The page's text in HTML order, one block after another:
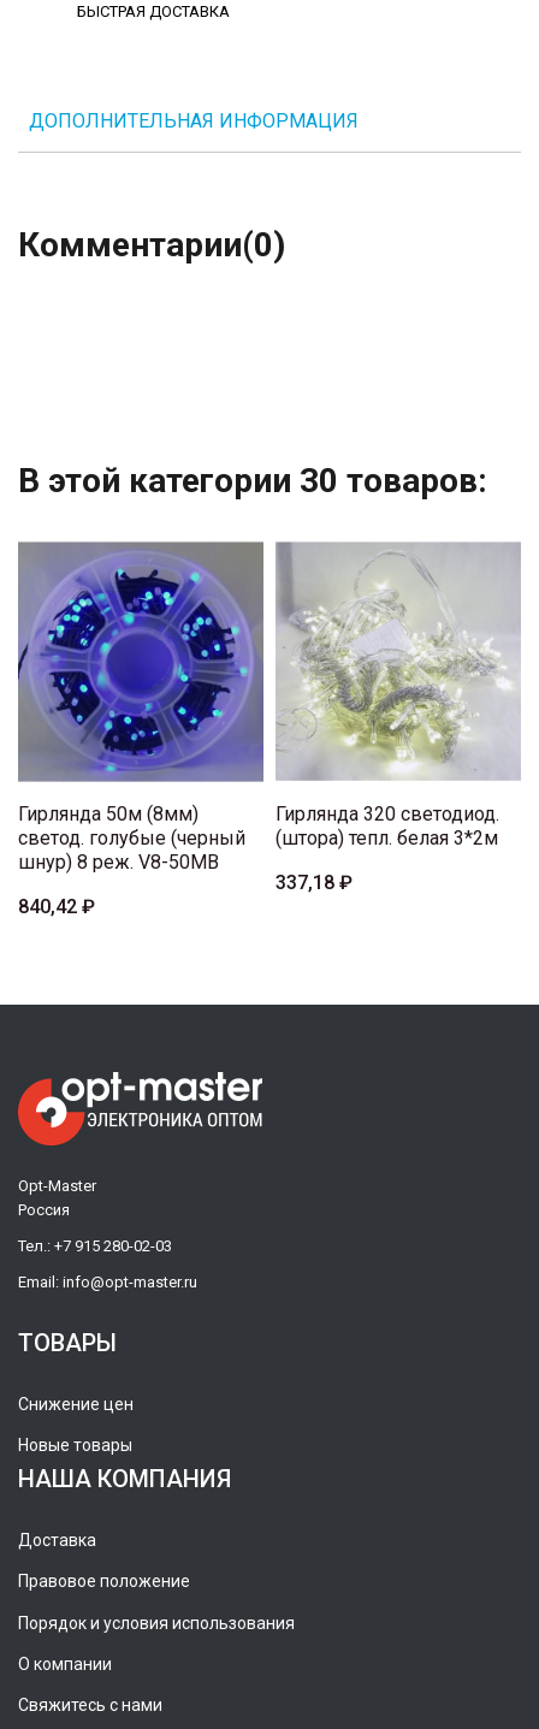
БЫСТРАЯ ДОСТАВКА
ДОПОЛНИТЕЛЬНАЯ ИНФОРМАЦИЯ
Комментарии(0)
В этой категории 30 товаров:
Гирлянда 50м (8мм)
светод. голубые (черный
шнур) 8 реж. V8-50MB
840,42 ₽
Гирлянда 320 светодиод.
(штора) тепл. белая 3*2м
337,18 ₽
Opt-Master
Россия
Тел.: +7 915 280-02-03
Email: info@opt-master.ru
ТОВАРЫ
Снижение цен
Новые товары
НАША КОМПАНИЯ
Доставка
Правовое положение
Порядок и условия использования
О компании
Свяжитесь с нами